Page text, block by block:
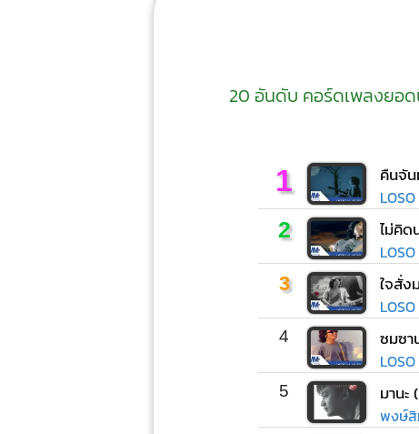
20 อันดับ คอร์ดเพลงยอ
1 คืนจั
2 ไม่คิด
3 ใจสั่ง
LOSO
4 ซมซา
LOSO
5 มานะ
พงษ์สิ